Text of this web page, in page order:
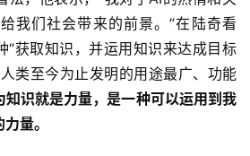
我们社会带来的前景。”在陆奇看
“获取知识，并运用知识来达成目标
类至今为止发明的用途最广、功能
知识就是力量，是一种可以运用到我
量。